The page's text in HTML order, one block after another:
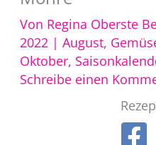
Von Regina Oberste
2022 | August,
Oktober,
Schreibe einen